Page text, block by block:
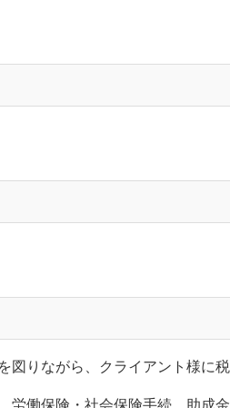
図りながら、クライアント様に
労働保険・社会保険手続、助成